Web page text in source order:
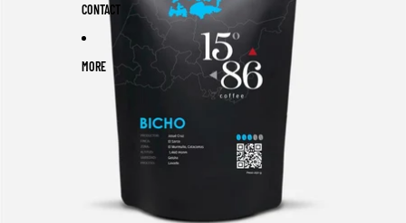
CONTACT
MORE